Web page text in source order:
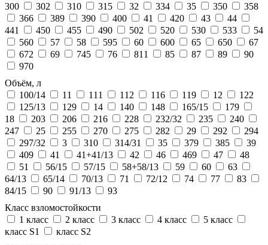
300
302 310 315 32 334 35 350
358
366
389 390 400 41 420 43
44
441
450 455 490 502 520 530 533
54
560
57 58 595 60 600 65 650
67
672
69 745 76 811 85 87 89
90
970
Объём, л
100/14
11 111 112 116 119 12
122
125/13
129 14 140 148 165/15
179
18
203 206 216 228 232/32 235
240
247
25 255 270 275 282 29 292
294
297/32
3 310 314/31 35 379 385
39
409
41 41+41/13 42 46 469 47
48
51
56/15 57/15 58+58/13 59 60
63
64/13
65/14 70/13 71 72/12 74 77
83
84/15
90 91/13
93
Класс взломостойкости
1 класс
2 класс 3 класс 4 класс
5 класс
класс S1
класс S2